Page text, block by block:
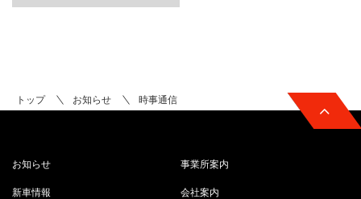
トップ お知らせ 時事通信
お知らせ
新車情報
事業所案内
会社案内